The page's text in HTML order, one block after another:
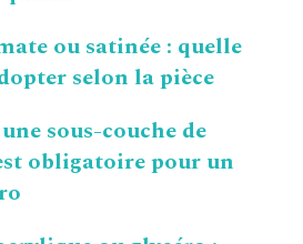
ou satinée : quelle
selon la pièce
sous-couche de
obligatoire pour un